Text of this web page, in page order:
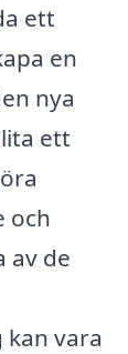
ett
en
nya
ett
och
av de
vara